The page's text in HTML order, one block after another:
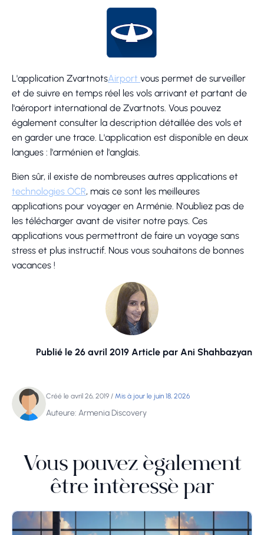
L'application ZvartnotsAirport vous permet de surveiller
et de suivre en temps réel les vols arrivant et partant de
l'aéroport international de Zvartnots. Vous pouvez
également consulter la description détaillée des vols et
en garder une trace. L'application est disponible en deux
langues : l'arménien et l'anglais.
Bien sûr, il existe de nombreuses autres applications et
technologies OCR, mais ce sont les meilleures
applications pour voyager en Arménie. N'oubliez pas de
les télécharger avant de visiter notre pays. Ces
applications vous permettront de faire un voyage sans
stress et plus instructif. Nous vous souhaitons de bonnes
vacances !
Publié le 26 avril 2019 Article par Ani Shahbazyan
Créé le avril 26, 2019 / Mis à jour le juin 18, 2026
Auteure: Armenia Discovery
Vous pouvez également
être intéressé par